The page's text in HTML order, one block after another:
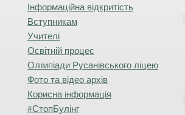
Інформаційна відкритість
Вступникам
Учителі
Освітній процес
Олімпіади Русанівського ліцею
Фото та відео архів
Корисна інформація
#СтопБулінг